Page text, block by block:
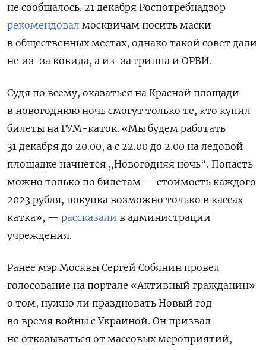
не сообщалось. 21 декабря Роспотребнадзор
рекомендовал москвичам носить маски
в общественных местах, однако такой совет дали
не из-за ковида, а из-за гриппа и ОРВИ.
Судя по всему, оказаться на Красной площади
в новогоднюю ночь смогут только те, кто купил
билеты на ГУМ-каток. «Мы будем работать
31 декабря до 20.00, а с 22.00 до 2.00 на ледовой
площадке начнется „Новогодняя ночь“. Попасть
можно только по билетам — стоимость каждого
2023 рубля, покупка возможно только в кассах
катка», — рассказали в администрации
учреждения.
Ранее мэр Москвы Сергей Собянин провел
голосование на портале «Активный гражданин»
о том, нужно ли праздновать Новый год
во время войны с Украиной. Он призвал
не отказываться от массовых мероприятий,